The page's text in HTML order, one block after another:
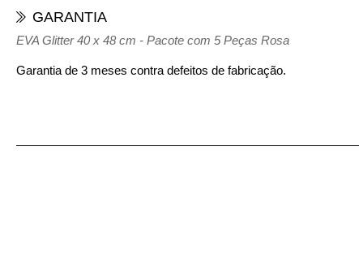
GARANTIA
EVA Glitter 40 x 48 cm - Pacote com 5 Peças Rosa
Garantia de 3 meses contra defeitos de fabricação.